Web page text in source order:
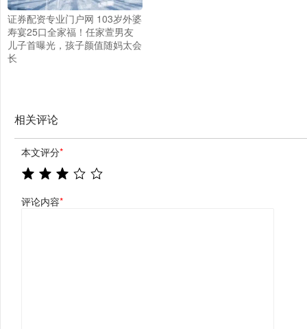
证券配资专业门户网 103岁外婆
寿宴25口全家福！任家萱男友
儿子首曝光，孩子颜值随妈太会
长
相关评论
本文评分*
评论内容*